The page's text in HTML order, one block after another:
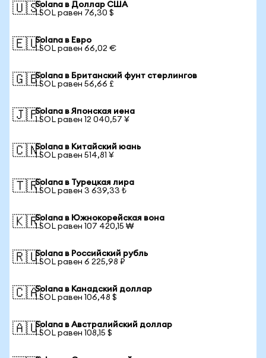
🇺🇸Solana в Доллар США
1 SOL равен 76,30 $
🇪🇺Solana в Евро
1 SOL равен 66,02 €
🇬🇧Solana в Британский фунт стерлингов
1 SOL равен 56,66 £
🇯🇵Solana в Японская иена
1 SOL равен 12 040,57 ¥
🇨🇳Solana в Китайский юань
1 SOL равен 514,81 ¥
🇹🇷Solana в Турецкая лира
1 SOL равен 3 639,33 ₺
🇰🇷Solana в Южнокорейская вона
1 SOL равен 107 420,15 ₩
🇷🇺Solana в Российский рубль
1 SOL равен 6 225,98 ₽
🇨🇦Solana в Канадский доллар
1 SOL равен 106,48 $
🇦🇺Solana в Австралийский доллар
1 SOL равен 108,15 $